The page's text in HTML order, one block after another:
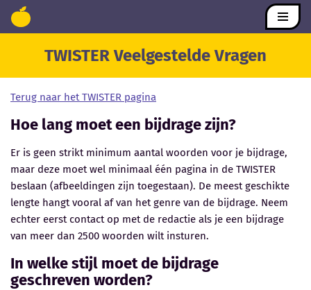
Ga
TWISTER Veelgestelde Vragen
Terug naar het TWISTER pagina
Hoe lang moet een bijdrage zijn?
Er is geen strikt minimum aantal woorden voor je bijdrage,
maar deze moet wel minimaal één pagina in de TWISTER
beslaan (afbeeldingen zijn toegestaan). De meest geschikte
lengte hangt vooral af van het genre van de bijdrage. Neem
echter eerst contact op met de redactie als je een bijdrage
van meer dan 2500 woorden wilt insturen.
In welke stijl moet de bijdrage
geschreven worden?